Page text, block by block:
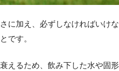
に加え、必ずしなければいけな
です。
えるため、飲み下した水や固形